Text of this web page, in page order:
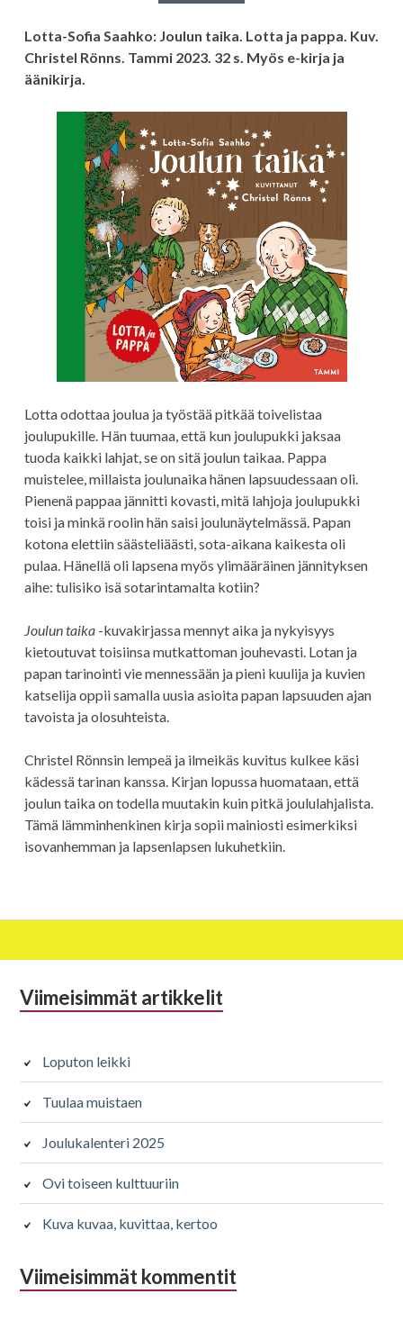
Lotta-Sofia Saahko: Joulun taika. Lotta ja pappa. Kuv.
Christel Rönns. Tammi 2023. 32 s. Myös e-kirja ja
äänikirja.
Lotta odottaa joulua ja työstää pitkää toivelistaa
joulupukille. Hän tuumaa, että kun joulupukki jaksaa
tuoda kaikki lahjat, se on sitä joulun taikaa. Pappa
muistelee, millaista joulunaika hänen lapsuudessaan oli.
Pienenä pappaa jännitti kovasti, mitä lahjoja joulupukki
toisi ja minkä roolin hän saisi joulunäytelmässä. Papan
kotona elettiin säästeliäästi, sota-aikana kaikesta oli
pulaa. Hänellä oli lapsena myös ylimääräinen jännityksen
aihe: tulisiko isä sotarintamalta kotiin?
Joulun taika-kuvakirjassa mennyt aika ja nykyisyys
kietoutuvat toisiinsa mutkattoman jouhevasti. Lotan ja
papan tarinointi vie mennessään ja pieni kuulija ja kuvien
katselija oppii samalla uusia asioita papan lapsuuden ajan
tavoista ja olosuhteista.
Christel Rönnsin lempeä ja ilmeikäs kuvitus kulkee käsi
kädessä tarinan kanssa. Kirjan lopussa huomataan, että
joulun taika on todella muutakin kuin pitkä joululahjalista.
Tämä lämminhenkinen kirja sopii mainiosti esimerkiksi
isovanhemman ja lapsenlapsen lukuhetkiin.
Alapalkin
Viimeisimmät artikkelit
Loputon leikki
Tuulaa muistaen
Joulukalenteri 2025
Ovi toiseen kulttuuriin
Kuva kuvaa, kuvittaa, kertoo
Viimeisimmät kommentit